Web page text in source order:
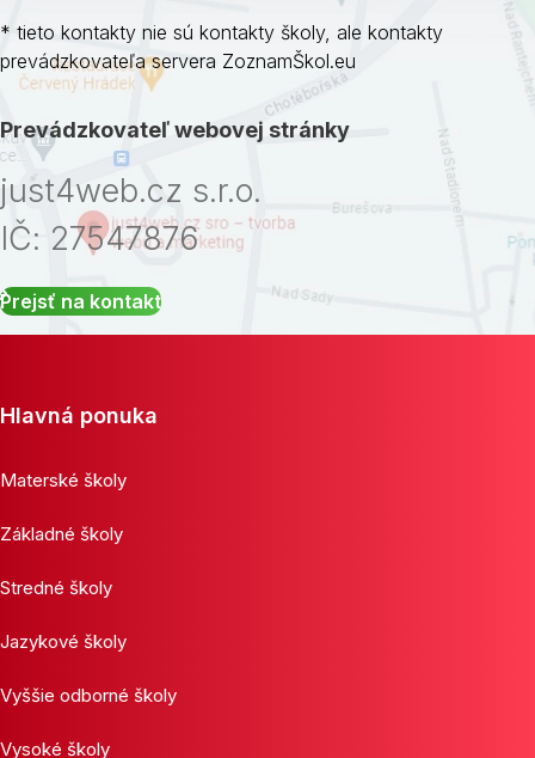
* tieto kontakty nie sú kontakty školy, ale kontakty
prevádzkovateľa servera ZoznamŠkol.eu
Prevádzkovateľ webovej stránky
just4web.cz s.r.o.
IČ: 27547876
Prejsť na kontakt
Hlavná ponuka
Materské školy
Základné školy
Stredné školy
Jazykové školy
Vyššie odborné školy
Vysoké školy